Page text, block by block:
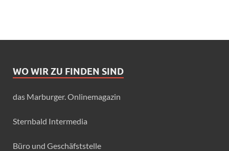
WO WIR ZU FINDEN SIND
das Marburger. Onlinemagazin
Sternbald Intermedia
Büro und Geschäfststelle